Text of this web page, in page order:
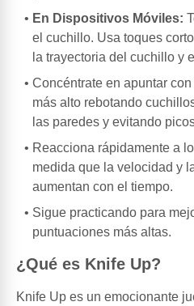
En Dispositivos Móviles:
el cuchillo. Usa toques
la trayectoria del cuchillo y
Concéntrate en apuntar
más alto rebotando
las paredes y evitando
Reacciona rápidamente a
medida que la velocidad y
aumentan con el tiempo.
Sigue practicando para
puntuaciones más altas.
¿Qué es Knife Up?
Knife Up es un emocionante